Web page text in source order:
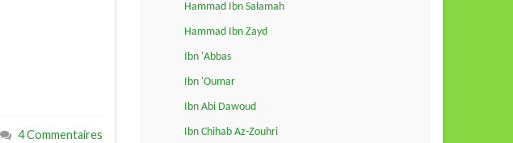
4 Commentaires
Hammad Ibn Salamah
Hammad Ibn Zayd
Ibn 'Abbas
Ibn 'Oumar
Ibn Abi Dawoud
Ibn Chihab Az-Zouhri